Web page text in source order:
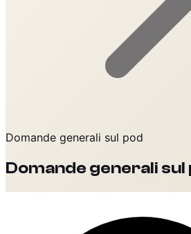
Domande generali sul pod
Domande generali sul